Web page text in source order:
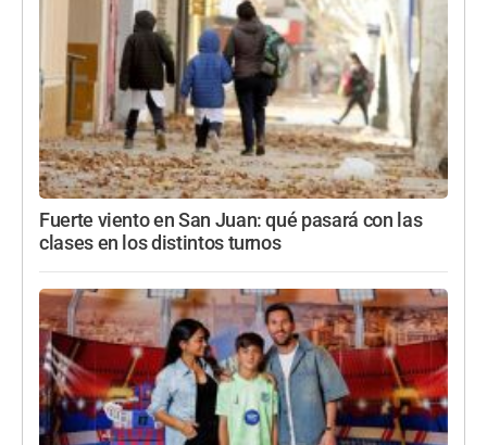
Fuerte viento en San Juan: qué pasará con las
clases en los distintos turnos